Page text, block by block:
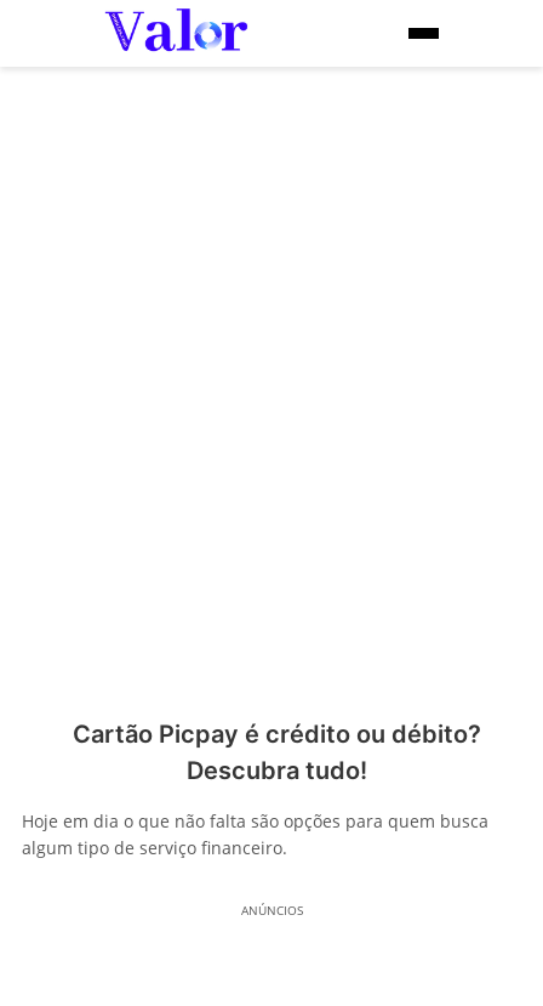
Cartão Picpay é crédito ou débito?
Descubra tudo!
Hoje em dia o que não falta são opções para quem busca
algum tipo de serviço financeiro.
ANÚNCIOS